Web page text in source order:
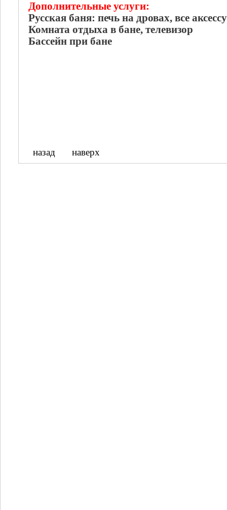
Дополнительные услуги:
Русская баня: печь на дровах, все
Комната отдыха в бане, телевизор
Бассейн при бане
назад наверх